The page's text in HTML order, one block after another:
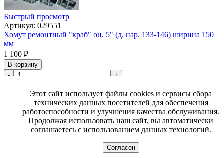
Быстрый просмотр
Артикул: 029551
Хомут ремонтный "краб" оц. 5" (д. нар. 133-146) ширина 150
мм
1 100 ₽
В корзину
-
+
Этот сайт использует файлы cookies и сервисы сбора
технических данных посетителей для обеспечения
работоспособности и улучшения качества обслуживания.
Продолжая использовать наш сайт, вы автоматически
соглашаетесь с использованием данных технологий.
Согласен